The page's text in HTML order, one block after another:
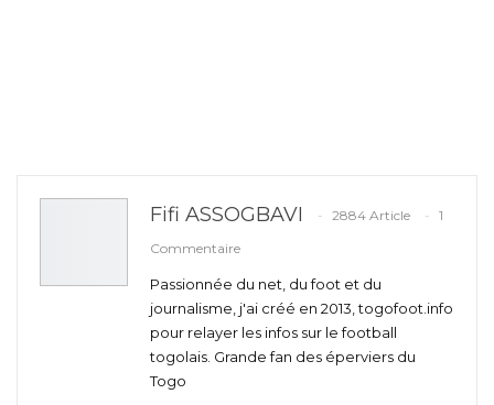
Fifi ASSOGBAVI 2884 Article
1
Commentaire
Passionnée du net, du foot et du
journalisme, j'ai créé en 2013, togofoot.info
pour relayer les infos sur le football
togolais. Grande fan des éperviers du
Togo